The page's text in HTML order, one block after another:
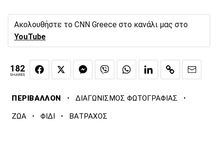
Ακολουθήστε το CNN Greece στο κανάλι μας στο
YouTube
182
SHARES
ΠΕΡΙΒΑΛΛΟΝ · ΔΙΑΓΩΝΙΣΜΟΣ ΦΩΤΟΓΡΑΦΙΑΣ ·
ΖΩΑ · ΦΙΔΙ · ΒΑΤΡΑΧΟΣ